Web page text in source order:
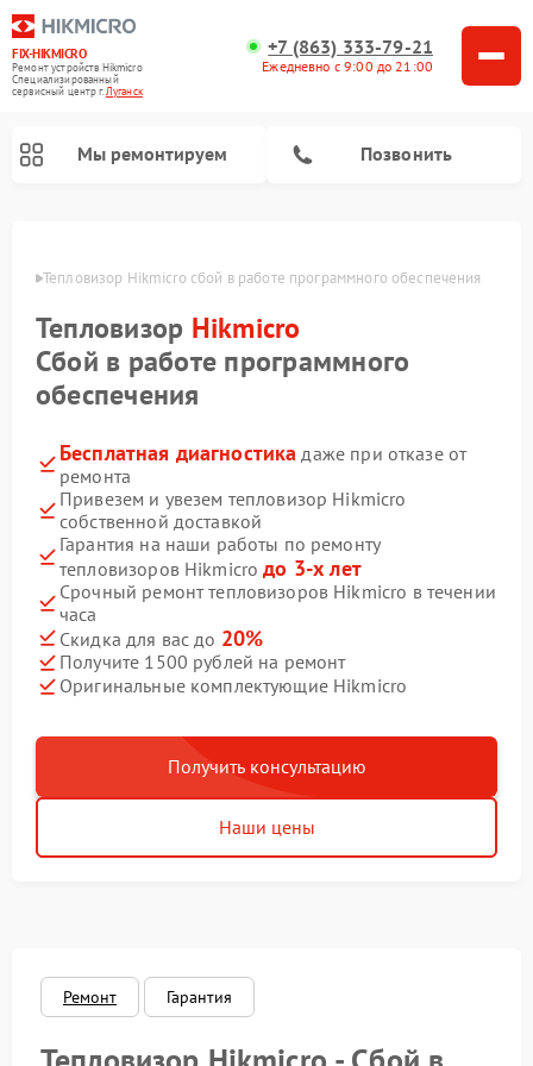
FIX-HIKMICRO
Ремонт устройств Hikmicro
Специализированный
cервисный центр г.Луганск
+7 (863) 333-79-21
Ежедневно с 9:00 до 21:00
Мы ремонтируем Позвонить
Тепловизор Hikmicro сбой в работе программного обеспечения
Тепловизор Hikmicro
Сбой в работе программного
обеспечения
Бесплатная диагностика даже при отказе от
ремонта
Привезем и увезем тепловизор Hikmicro
собственной доставкой
Гарантия на наши работы по ремонту
тепловизоров Hikmicroдо 3-х лет
Срочный ремонт тепловизоров Hikmicro в течении
часа
Скидка для вас до 20%
Получите 1500 рублей на ремонт
Оригинальные комплектующие Hikmicro
Получить консультацию
Наши цены
Ремонт Гарантия